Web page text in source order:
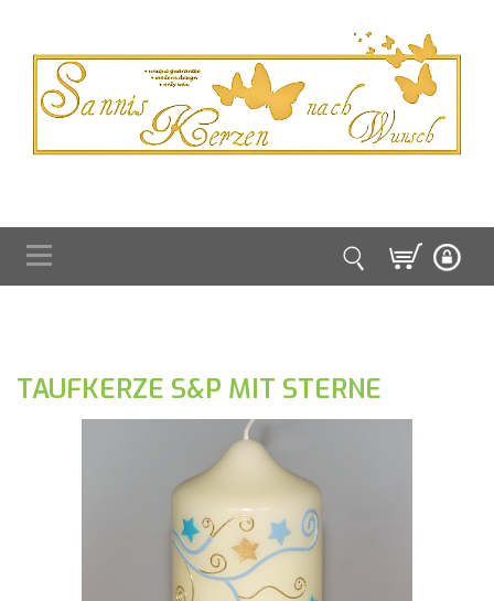
TAUFKERZE S&P MIT STERNE